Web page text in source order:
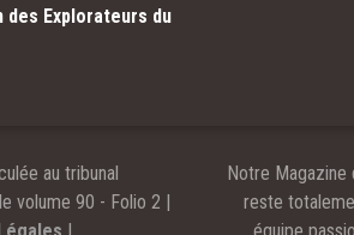
des Explorateurs du
au tribunal
volume 90 - Folio 2 |
|
Notre Magazine
reste
équipe